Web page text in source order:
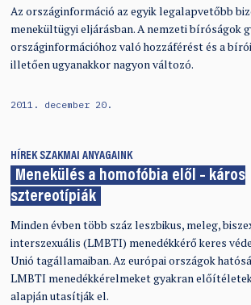
Az országinformáció az egyik legalapvetőbb
menekültügyi eljárásban. A nemzeti bíróságok
országinformációhoz való hozzáférést és a
illetően ugyanakkor nagyon változó.
2011. december 20.
HÍREK SZAKMAI ANYAGAINK
Menekülés a homofóbia elől – káros
sztereotípiák
Minden évben több száz leszbikus, meleg,
interszexuális (LMBTI) menedékkérő keres
Unió tagállamaiban. Az európai országok
LMBTI menedékkérelmeket gyakran
alapján utasítják el.